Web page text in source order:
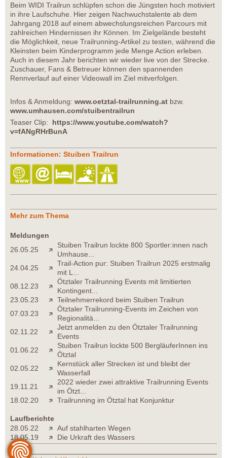
Beim WIDI Trailrun schlüpfen schon die Jüngsten hoch motiviert
in ihre Laufschuhe. Hier zeigen Nachwuchstalente ab dem
Jahrgang 2018 auf einem abwechslungsreichen Parcours mit
zahlreichen Hindernissen ihr Können. Im Zielgelände besteht
die Möglichkeit, neue Trailrunning-Artikel zu testen, während die
Kleinsten beim Kinderprogramm jede Menge Action erleben.
Auch in diesem Jahr berichten wir wieder live von der Strecke.
Zuschauer, Fans & Betreuer können den spannenden
Rennverlauf auf einer Videowall im Ziel mitverfolgen.
Infos & Anmeldung: www.oetztal-trailrunning.at bzw.
www.umhausen.com/stuibentrailrun
Teaser Clip: https://www.youtube.com/watch?
v=fANgRHrBunA
Informationen: Stuiben Trailrun
Mehr zum Thema
Meldungen
26.05.25
Stuiben Trailrun lockte 800 Sportler:innen nach
Umhause...
24.04.25
Trail-Action pur: Stuiben Trailrun 2025 erstmalig
mit L...
08.12.23
Ötztaler Trailrunning Events mit limitierten
Kontingent...
23.05.23
Teilnehmerrekord beim Stuiben Trailrun
07.03.23
Ötztaler Trailrunning-Events im Zeichen von
Regionalitä...
02.11.22
Jetzt anmelden zu den Ötztaler Trailrunning
Events
01.06.22
Stuiben Trailrun lockte 500 BergläuferInnen ins
Ötztal
02.05.22
Kernstück aller Strecken ist und bleibt der
Wasserfall
19.11.21
2022 wieder zwei attraktive Trailrunning Events
im Ötzt...
18.02.20
Trailrunning im Ötztal hat Konjunktur
Laufberichte
28.05.22
Auf stahlharten Wegen
18.05.19
Die Urkraft des Wassers